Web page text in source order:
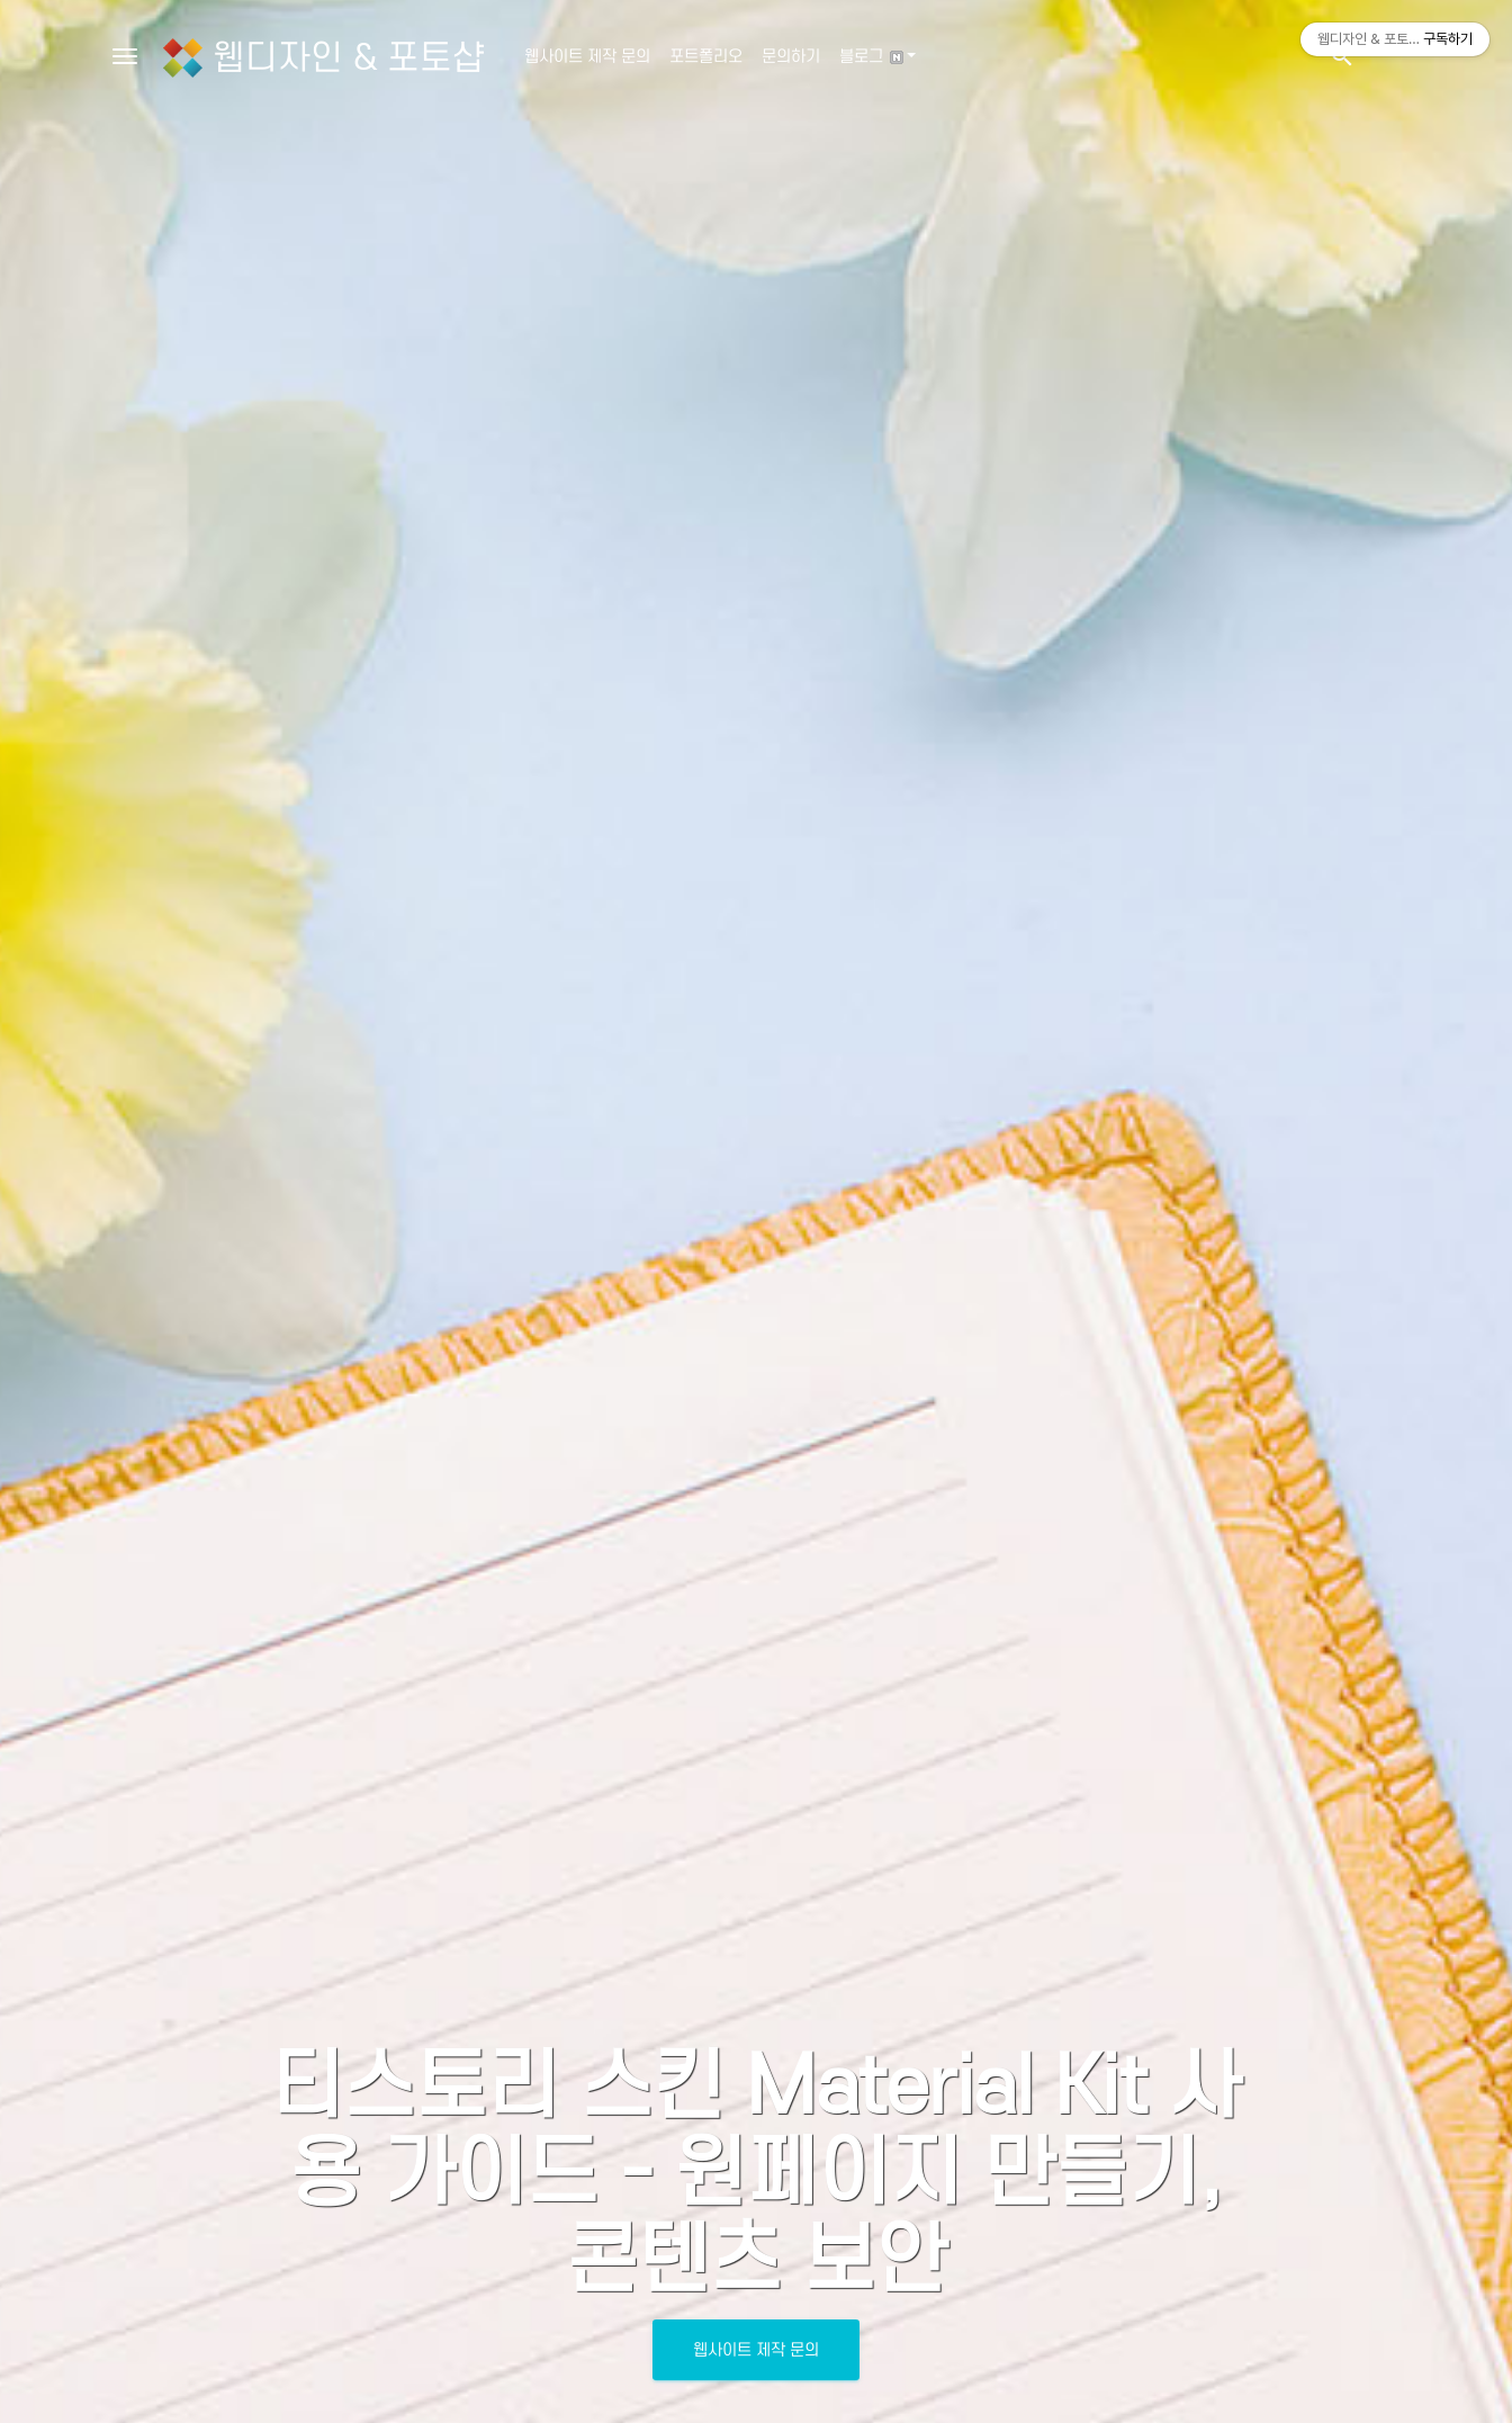
Toggle navigation웹디자인 & 포토샵 웹사이트 제작 문의 포트폴리오 문의하기 블로그 search
티스토리 스킨 Material Kit 사
용 가이드 - 원페이지 만들기,
콘텐츠 보안
웹사이트 제작 문의
티스토리툴바
웹디자인 & 포토샵 구독하기